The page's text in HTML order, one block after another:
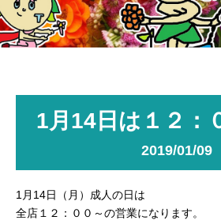
1月14日は１２：
2019/01/09
1月14日（月）成人の日は
全店１２：００～の営業になります。